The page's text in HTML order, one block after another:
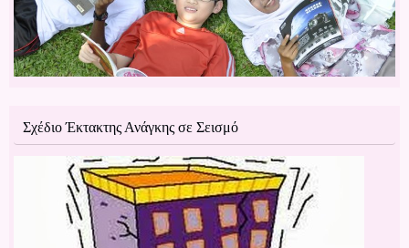
Σχέδιο Έκτακτης Ανάγκης σε Σεισμό